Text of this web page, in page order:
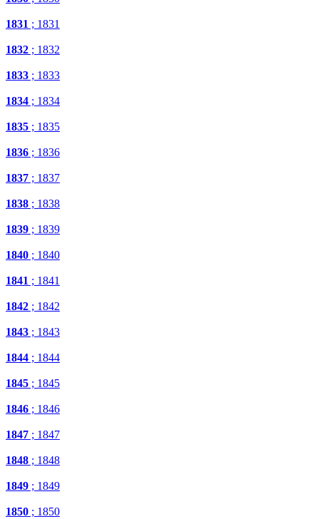
1831 ; 1831
1832 ; 1832
1833 ; 1833
1834 ; 1834
1835 ; 1835
1836 ; 1836
1837 ; 1837
1838 ; 1838
1839 ; 1839
1840 ; 1840
1841 ; 1841
1842 ; 1842
1843 ; 1843
1844 ; 1844
1845 ; 1845
1846 ; 1846
1847 ; 1847
1848 ; 1848
1849 ; 1849
1850 ; 1850